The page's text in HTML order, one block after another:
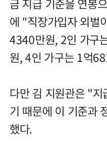
금 지급 기준을 연봉
에 "직장가입자 외벌
4340만원, 2인 가구
원, 4인 가구는 1억
다만 김 지원관은 "지
기 때문에 이 기준과
했다.